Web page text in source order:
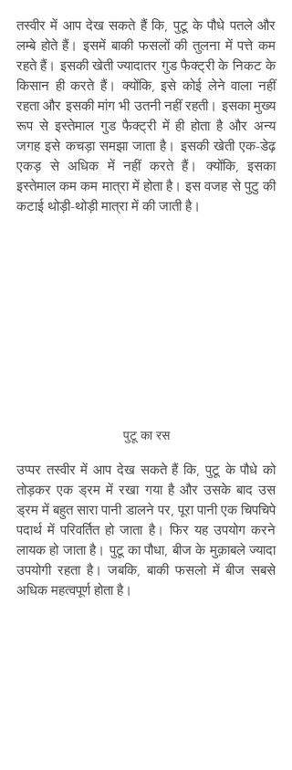
तस्वीर में आप देख सकते हैं कि, पुटू के पौधे पतले और
लम्बे होते हैं। इसमें बाकी फसलों की तुलना में पत्ते कम
रहते हैं। इसकी खेती ज्यादातर गुड फैक्ट्री के निकट के
किसान ही करते हैं। क्योंकि, इसे कोई लेने वाला नहीं
रहता और इसकी मांग भी उतनी नहीं रहती। इसका मुख्य
रूप से इस्तेमाल गुड फैक्ट्री में ही होता है और अन्य
जगह इसे कचड़ा समझा जाता है। इसकी खेती एक-डेढ़
एकड़ से अधिक में नहीं करते हैं। क्योंकि, इसका
इस्तेमाल कम कम मात्रा में होता है। इस वजह से पुटु की
कटाई थोड़ी-थोड़ी मात्रा में की जाती है।
पुटू का रस
उप्पर तस्वीर में आप देख सकते हैं कि, पुटू के पौधे को
तोड़कर एक ड्रम में रखा गया है और उसके बाद उस
ड्रम में बहुत सारा पानी डालने पर, पूरा पानी एक चिपचिपे
पदार्थ में परिवर्तित हो जाता है। फिर यह उपयोग करने
लायक हो जाता है। पुटू का पौधा, बीज के मुक़ाबले ज्यादा
उपयोगी रहता है। जबकि, बाकी फसलो में बीज सबसे
अधिक महत्वपूर्ण होता है।